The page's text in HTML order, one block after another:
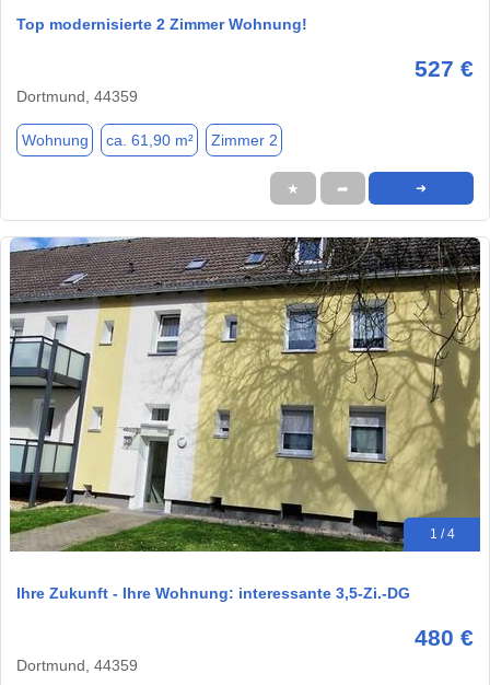
Top modernisierte 2 Zimmer Wohnung!
527 €
Dortmund, 44359
Wohnung ca. 61,90 m² Zimmer 2
★ ➦ ➜
1 / 4
Ihre Zukunft - Ihre Wohnung: interessante 3,5-Zi.-DG
480 €
Dortmund, 44359